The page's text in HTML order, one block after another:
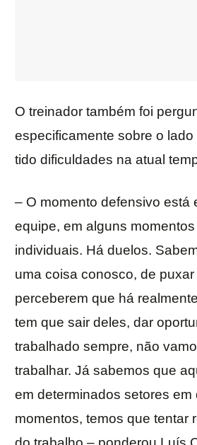
O treinador também foi
especificamente sobre o lado
tido dificuldades na atual
– O momento defensivo está
equipe, em alguns
individuais. Há duelos.
uma coisa conosco, de
perceberem que há
tem que sair deles, dar
trabalhado sempre, não
trabalhar. Já sabemos que
em determinados setores em
momentos, temos que tentar